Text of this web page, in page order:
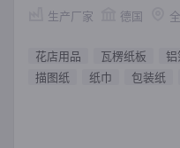
生产厂家 德国
花店用品 瓦楞纸板 铝
描图纸
纸巾 包装纸